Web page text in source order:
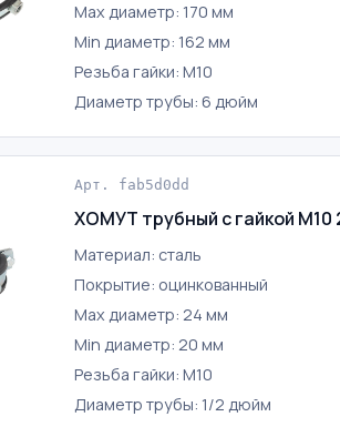
Max диаметр: 170 мм
Min диаметр: 162 мм
Резьба гайки: М10
Диаметр трубы: 6 дюйм
Арт. fab5d0dd
ХОМУТ трубный с гайкой М10
Материал: сталь
Покрытие: оцинкованный
Max диаметр: 24 мм
Min диаметр: 20 мм
Резьба гайки: М10
Диаметр трубы: 1/2 дюйм